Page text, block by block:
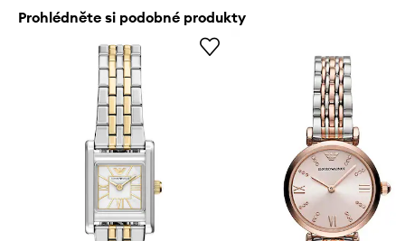
Prohlédněte si podobné produkty